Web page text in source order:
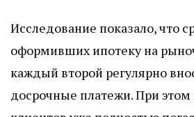
Исследование показало, что
оформивших ипотеку на
каждый второй регулярно
досрочные платежи. При этом